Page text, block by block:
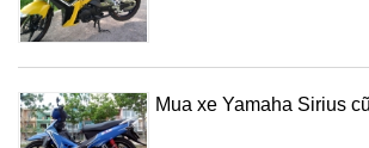
Mua xe Yamaha Sirius